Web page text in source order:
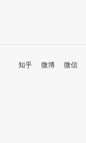
知乎 微博 微信